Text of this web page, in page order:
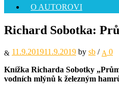
O AUTOROVI
Richard Sobotka:
11.9.201911.9.2019 by sb / 0
Knížka Richarda Sobotky
vodních mlýnů k železným